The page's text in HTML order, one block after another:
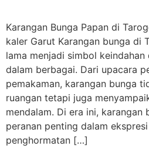
Karangan Bunga Papan di
kaler Garut Karangan bunga di
lama menjadi simbol
dalam berbagai. Dari upacara
pemakaman, karangan bunga
ruangan tetapi juga
mendalam. Di era ini, karangan
peranan penting dalam
penghormatan […]